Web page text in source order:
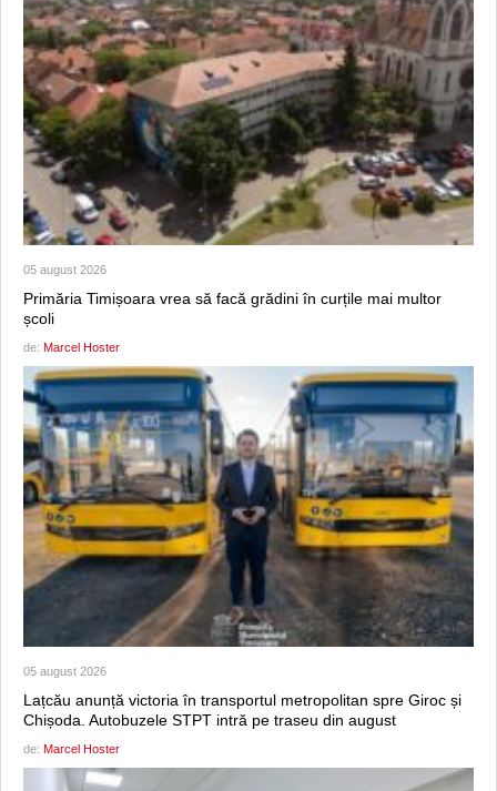
05 august 2026
Primăria Timișoara vrea să facă grădini în curțile mai multor
școli
de: Marcel Hoster
05 august 2026
Lațcău anunță victoria în transportul metropolitan spre Giroc și
Chișoda. Autobuzele STPT intră pe traseu din august
de: Marcel Hoster